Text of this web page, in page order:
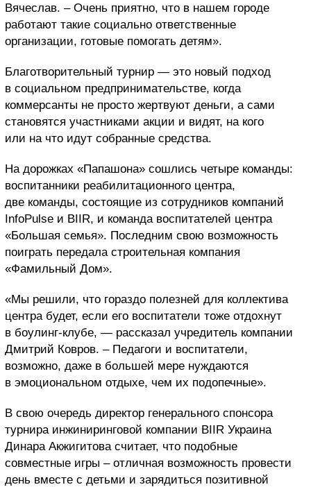
Вячеслав. – Очень приятно, что в нашем городе
работают такие социально ответственные
организации, готовые помогать детям».
Благотворительный турнир — это новый подход
в социальном предпринимательстве, когда
коммерсанты не просто жертвуют деньги, а сами
становятся участниками акции и видят, на кого
или на что идут собранные средства.
На дорожках «Папашона» сошлись четыре команды:
воспитанники реабилитационного центра,
две команды, состоящие из сотрудников компаний
InfoPulse и BIIR, и команда воспитателей центра
«Большая семья». Последним свою возможность
поиграть передала строительная компания
«Фамильный Дом».
«Мы решили, что гораздо полезней для коллектива
центра будет, если его воспитатели тоже отдохнут
в боулинг-клубе, — рассказал учредитель компании
Дмитрий Ковров. – Педагоги и воспитатели,
возможно, даже в большей мере нуждаются
в эмоциональном отдыхе, чем их подопечные».
В свою очередь директор генерального спонсора
турнира инжиниринговой компании BIIR Украина
Динара Акжигитова считает, что подобные
совместные игры – отличная возможность провести
день вместе с детьми и зарядиться позитивной